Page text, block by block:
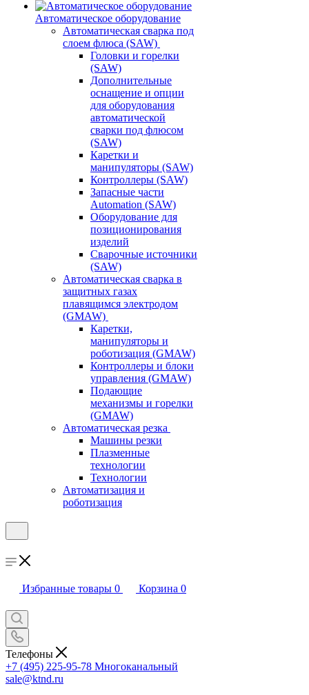
Автоматическое оборудование
Автоматическая сварка под
слоем флюса (SAW)
Головки и горелки
(SAW)
Дополнительные
оснащение и опции
для оборудования
автоматической
сварки под флюсом
(SAW)
Каретки и
манипуляторы (SAW)
Контроллеры (SAW)
Запасные части
Automation (SAW)
Оборудование для
позиционирования
изделий
Сварочные источники
(SAW)
Автоматическая сварка в
защитных газах
плавящимся электродом
(GMAW)
Каретки,
манипуляторы и
роботизация (GMAW)
Контроллеры и блоки
управления (GMAW)
Подающие
механизмы и горелки
(GMAW)
Автоматическая резка
Машины резки
Плазменные
технологии
Технологии
Автоматизация и
роботизация
Избранные товары 0 Корзина 0
Телефоны
+7 (495) 225-95-78 Многоканальный
sale@ktnd.ru